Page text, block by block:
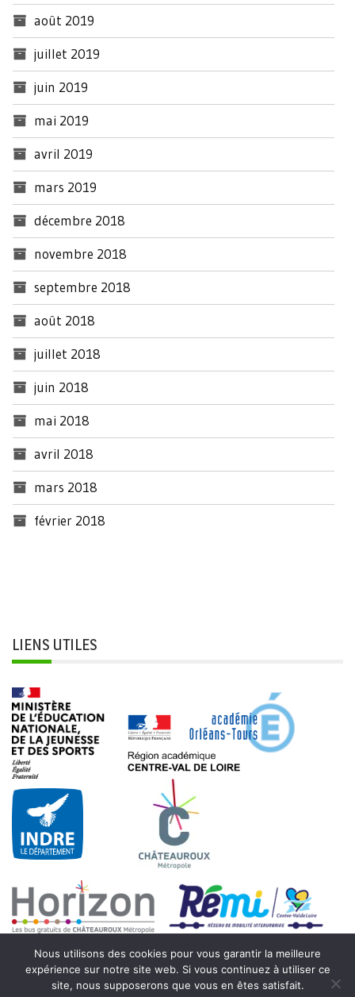
août 2019
juillet 2019
juin 2019
mai 2019
avril 2019
mars 2019
décembre 2018
novembre 2018
septembre 2018
août 2018
juillet 2018
juin 2018
mai 2018
avril 2018
mars 2018
février 2018
LIENS UTILES
Nous utilisons des cookies pour vous garantir la meilleure
expérience sur notre site web. Si vous continuez à utiliser ce
site, nous supposerons que vous en êtes satisfait.